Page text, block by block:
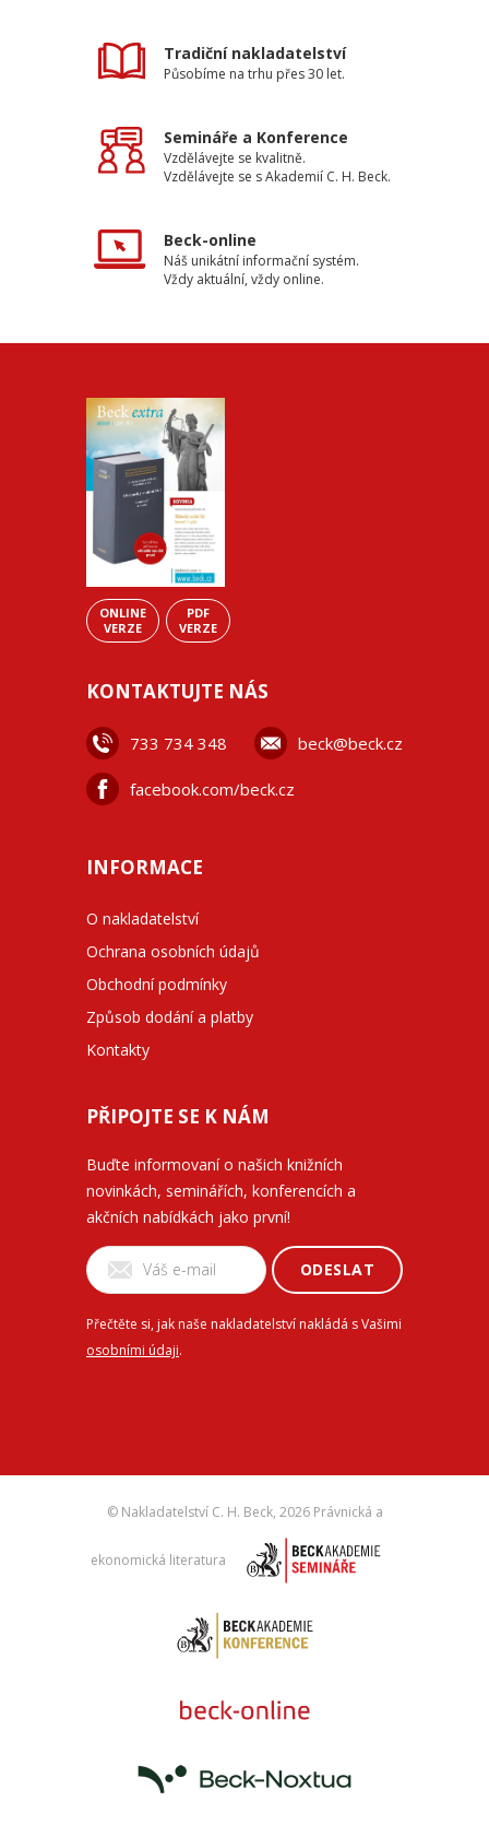
Tradiční nakladatelství
Působíme na trhu přes 30 let.
Semináře a Konference
Vzdělávejte se kvalitně.
Vzdělávejte se s Akademií C. H. Beck.
Beck-online
Náš unikátní informační systém.
Vždy aktuální, vždy online.
ONLINE
VERZE
PDF
VERZE
KONTAKTUJTE NÁS
733 734 348 beck@beck.cz
facebook.com/beck.cz
INFORMACE
O nakladatelství
Ochrana osobních údajů
Obchodní podmínky
Způsob dodání a platby
Kontakty
PŘIPOJTE SE K NÁM
Buďte informovaní o našich knižních
novinkách, seminářích, konferencích a
akčních nabídkách jako první!
ODESLAT
Přečtěte si, jak naše nakladatelství nakládá s Vašimi
osobními údaji.
© Nakladatelství C. H. Beck, 2026 Právnická a
ekonomická literatura